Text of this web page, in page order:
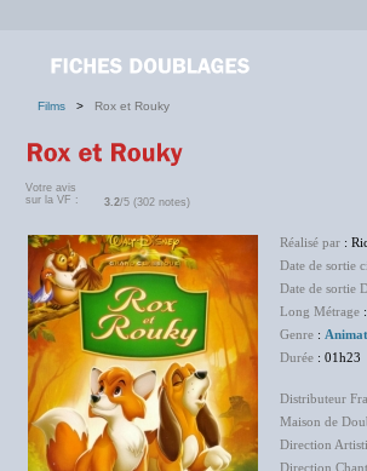
Films > Rox et Rouky
Votre avis
sur la VF :
3.2/5 (302 notes)
Réalisé par :
Date de sortie
Date de sortie
Long Métrage
Genre :
Durée : 01h23
Distributeur
Maison de
Direction
Direction Chant